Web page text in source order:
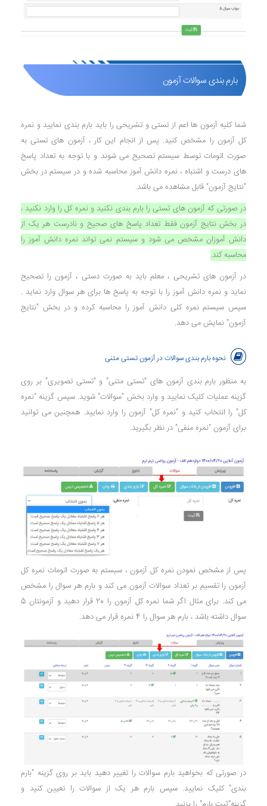
بارم بندی سوالات آزمون
شما کلیه آزمون ها اعم از تستی و تشریحی را باید بارم بندی نمایید و نمره
کل آزمون را مشخص کنید. پس از انجام این کار ، آزمون های تستی به
صورت اتومات توسط سیستم تصحیح می شوند و با توجه به تعداد پاسخ
های درست و اشتباه ، نمره دانش آموز محاسبه شده و در سیستم در بخش
"نتایج آزمون" قابل مشاهده می باشد.
در صورتی که آزمون های تستی را بارم بندی نکنید و نمره کل را وارد نکنید ،
در بخش نتایج آزمون فقط تعداد پاسخ های صحیح و نادرست هر یک از
دانش آموزان مشخص می شود و سیستم نمی تواند نمره دانش آموز را
محاسبه کند.
در آزمون های تشریحی ، معلم باید به صورت دستی ، آزمون را تصحیح
نماید و نمره دانش آموز را با توجه به پاسخ ها برای هر سوال وارد نماید .
سپس سیستم نمره کلی دانش آموز را محاسبه کرده و در بخش "نتایج
آزمون" نمایش می دهد.
نحوه بارم بندی سوالات در آزمون تستی متنی
به منظور بارم بندی آزمون های "تستی متنی" و "تستی تصویری" بر روی
گزینه عملیات کلیک نمایید و وارد بخش "سوالات" شوید. سپس گزینه "نمره
کل" را انتخاب کنید و "نمره کل" آزمون را وارد نمایید. همچنین می توانید
برای آزمون "نمره منفی" در نظر بگیرید.
پس از مشخص نمودن نمره کل آزمون ، سیستم به صورت اتومات نمره کل
آزمون را تقسیم بر تعداد سوالات آزمون می کند و بارم هر سوال را مشخص
می کند. برای مثال اگر شما نمره کل آزمون را 20 قرار دهید و آزمونتان 5
سوال داشته باشد ، بارم هر سوال را 4 نمره قرار می دهد.
در صورتی که بخواهید بارم سوالات را تغییر دهید باید بر روی گزینه "بارم
بندی" کلیک نمایید. سپس بارم هر یک از سوالات را تعیین کنید و